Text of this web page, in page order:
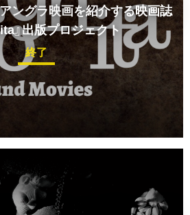
ングラ映画を紹介する映画誌
』出版プロジェクト
終了